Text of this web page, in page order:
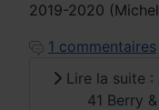
2019-2020
1 commentaires
Lire la suite :
41 Berry